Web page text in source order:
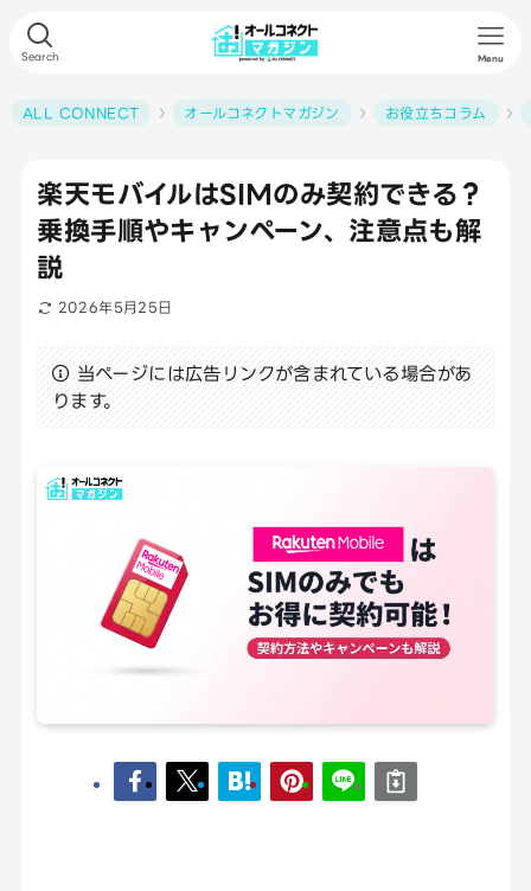
Search Menu
ALL CONNECT オールコネクトマガジン お役立ちコラム
楽天モバイルはSIMのみ契約できる？
乗換手順やキャンペーン、注意点も解
説
2026年5月25日
当ページには広告リンクが含まれている場合があ
ります。